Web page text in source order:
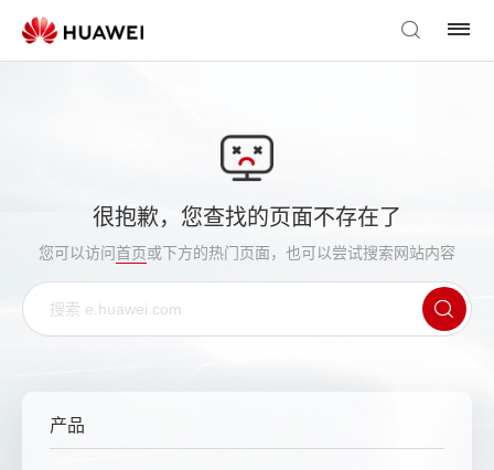
很抱歉，您查找的页面不存在了
您可以访问首页或下方的热门页面，也可以尝试搜索网站内容
产品